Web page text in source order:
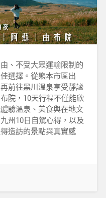
、不受大眾運輸限制的
選擇。從熊本市區出
前往黑川溫泉享受靜謐
院，10天行程不僅能欣
驗溫泉、美食與在地文
州10日自駕心得，以及
造訪的景點與真實感